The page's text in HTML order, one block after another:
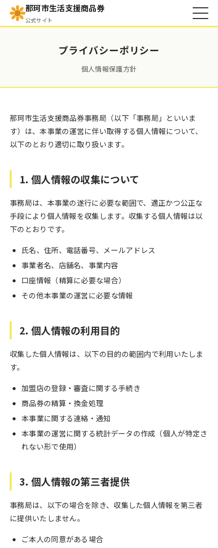
那珂市生活支援商品券
公式サイト
プライバシーポリシー
個人情報保護方針
那珂市生活支援商品券事務局（以下「事務局」といいま
す）は、本事業の運営に伴い取得する個人情報について、
以下のとおり適切に取り扱います。
1. 個人情報の収集について
事務局は、本事業の遂行に必要な範囲で、適正かつ公正な
手段により個人情報を収集します。収集する個人情報は以
下のとおりです。
氏名、住所、電話番号、メールアドレス
事業者名、店舗名、事業内容
口座情報（精算に必要な場合）
その他本事業の運営に必要な情報
2. 個人情報の利用目的
収集した個人情報は、以下の目的の範囲内で利用いたしま
す。
加盟店の登録・審査に関する手続き
商品券の精算・換金処理
本事業に関する連絡・通知
本事業の運営に関する統計データの作成（個人が特定さ
れない形で使用）
3. 個人情報の第三者提供
事務局は、以下の場合を除き、収集した個人情報を第三者
に提供いたしません。
ご本人の同意がある場合